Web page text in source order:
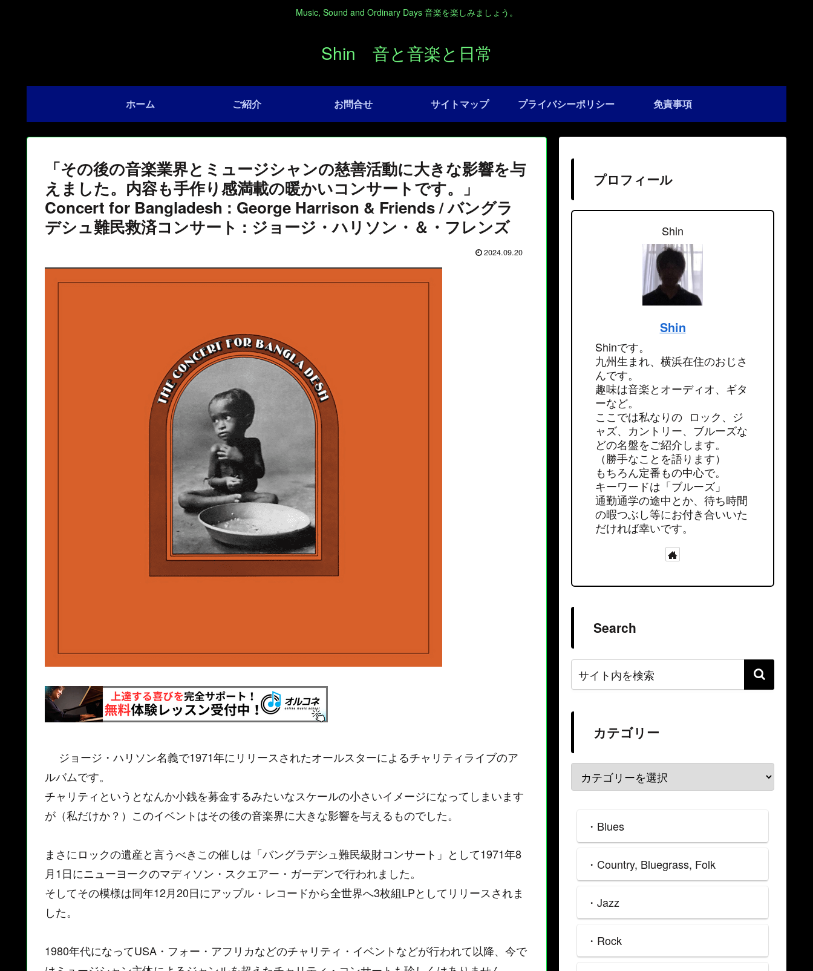
Music, Sound and Ordinary Days 音楽を楽しみましょう。
Shin 音と音楽と日常
ホーム ご紹介 お問合せ サイトマップ プライバシーポリシー 免責事項
「その後の音楽業界とミュージシャンの慈善活動に大きな影響を与
えました。内容も手作り感満載の暖かいコンサートです。」
Concert for Bangladesh : George Harrison & Friends / バングラ
デシュ難民救済コンサート : ジョージ・ハリソン・＆・フレンズ
2024.09.20
ジョージ・ハリソン名義で1971年にリリースされたオールスターによるチャリティライブのア
ルバムです。
チャリティというとなんか小銭を募金するみたいなスケールの小さいイメージになってしまいます
が（私だけか？）このイベントはその後の音楽界に大きな影響を与えるものでした。
まさにロックの遺産と言うべきこの催しは「バングラデシュ難民級財コンサート」として1971年8
月1日にニューヨークのマディソン・スクエアー・ガーデンで行われました。
そしてその模様は同年12月20日にアップル・レコードから全世界へ3枚組LPとしてリリースされま
した。
1980年代になってUSA・フォー・アフリカなどのチャリティ・イベントなどが行われて以降、今で
プロフィール
Shin
Shin
Shinです。
九州生まれ、横浜在住のおじさ
んです。
趣味は音楽とオーディオ、ギタ
ーなど。
ここでは私なりの ロック、ジ
ャズ、カントリー、ブルーズな
どの名盤をご紹介します。
（勝手なことを語ります）
もちろん定番もの中心で。
キーワードは「ブルーズ」
通勤通学の途中とか、待ち時間
の暇つぶし等にお付き合いいた
だければ幸いです。
Search
カテゴリー
・Blues
・Country, Bluegrass, Folk
・Jazz
・Rock